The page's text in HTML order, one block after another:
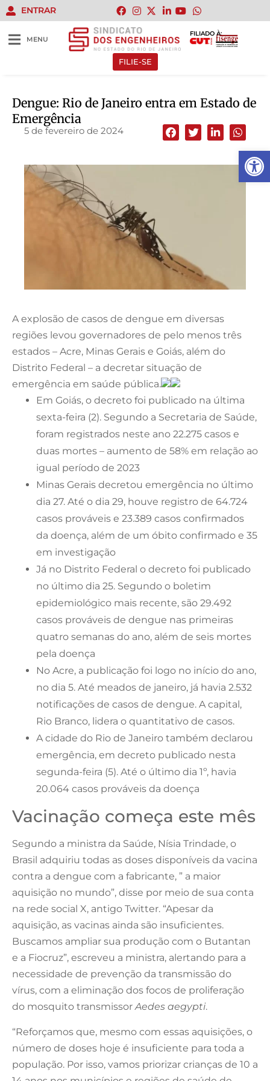
Abrir
ENTRAR
MENU
FILIADO À:
FILIE-SE
Dengue: Rio de Janeiro entra em Estado de
Emergência
5 de fevereiro de 2024
A explosão de casos de dengue em diversas
regiões levou governadores de pelo menos três
estados – Acre, Minas Gerais e Goiás, além do
Distrito Federal – a decretar situação de
emergência em saúde pública.
Em Goiás, o decreto foi publicado na última
sexta-feira (2). Segundo a Secretaria de Saúde,
foram registrados neste ano 22.275 casos e
duas mortes – aumento de 58% em relação ao
igual período de 2023
Minas Gerais decretou emergência no último
dia 27. Até o dia 29, houve registro de 64.724
casos prováveis e 23.389 casos confirmados
da doença, além de um óbito confirmado e 35
em investigação
Já no Distrito Federal o decreto foi publicado
no último dia 25. Segundo o boletim
epidemiológico mais recente, são 29.492
casos prováveis de dengue nas primeiras
quatro semanas do ano, além de seis mortes
pela doença
No Acre, a publicação foi logo no início do ano,
no dia 5. Até meados de janeiro, já havia 2.532
notificações de casos de dengue. A capital,
Rio Branco, lidera o quantitativo de casos.
A cidade do Rio de Janeiro também declarou
emergência, em decreto publicado nesta
segunda-feira (5). Até o último dia 1º, havia
20.064 casos prováveis da doença
Vacinação começa este mês
Segundo a ministra da Saúde, Nísia Trindade, o
Brasil adquiriu todas as doses disponíveis da vacina
contra a dengue com a fabricante, ” a maior
aquisição no mundo”, disse por meio de sua conta
na rede social X, antigo Twitter. “Apesar da
aquisição, as vacinas ainda são insuficientes.
Buscamos ampliar sua produção com o Butantan
e a Fiocruz”, escreveu a ministra, alertando para a
necessidade de prevenção da transmissão do
vírus, com a eliminação dos focos de proliferação
do mosquito transmissor Aedes aegypti.
“Reforçamos que, mesmo com essas aquisições, o
número de doses hoje é insuficiente para toda a
população. Por isso, vamos priorizar crianças de 10 a